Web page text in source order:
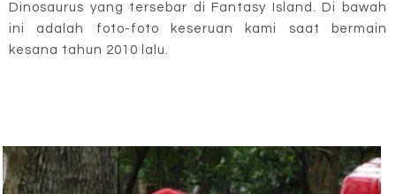
Dinosaurus yang tersebar di Fantasy Island. Di bawah
ini adalah foto-foto keseruan kami saat bermain
kesana tahun 2010 lalu.